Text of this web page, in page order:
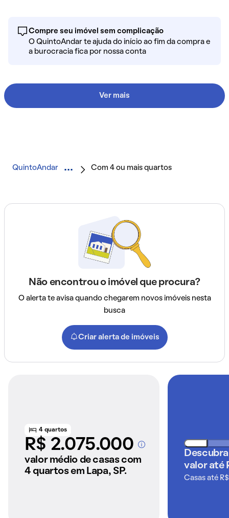
Compre seu imóvel sem complicação
O QuintoAndar te ajuda do início ao fim da compra e
a burocracia fica por nossa conta
Ver mais
QuintoAndar Com 4 ou mais quartos
Não encontrou o imóvel que procura?
O alerta te avisa quando chegarem novos imóveis nesta
busca
Criar alerta de imóveis
4 quartos
R$ 2.075.000A partir dos imóveis
anunciados pelo
valor médio de casas com
4 quartos em Lapa, SP.
valor até
Casas até